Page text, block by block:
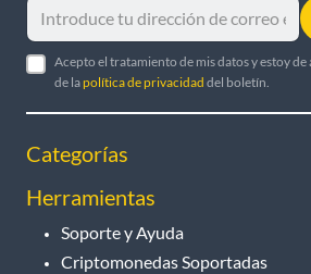
Acepto el tratamiento de mis datos y estoy
de lapolítica de privacidad del boletín.
Categorías
Herramientas
Soporte y Ayuda
Criptomonedas Soportadas